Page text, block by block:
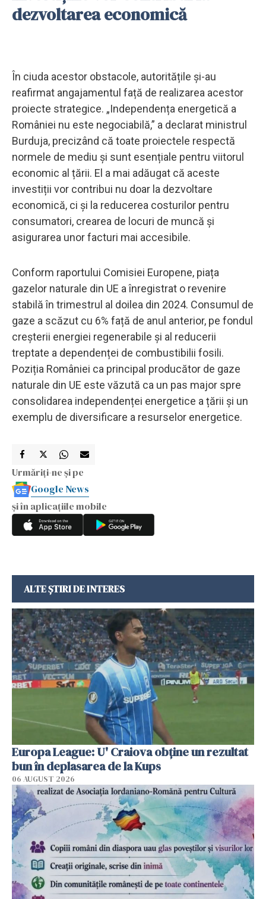
dezvoltarea economică
În ciuda acestor obstacole, autoritățile și-au
reafirmat angajamentul față de realizarea acestor
proiecte strategice. „Independența energetică a
României nu este negociabilă,” a declarat ministrul
Burduja, precizând că toate proiectele respectă
normele de mediu și sunt esențiale pentru viitorul
economic al țării. El a mai adăugat că aceste
investiții vor contribui nu doar la dezvoltare
economică, ci și la reducerea costurilor pentru
consumatori, crearea de locuri de muncă și
asigurarea unor facturi mai accesibile.
Conform raportului Comisiei Europene, piața
gazelor naturale din UE a înregistrat o revenire
stabilă în trimestrul al doilea din 2024. Consumul de
gaze a scăzut cu 6% față de anul anterior, pe fondul
creșterii energiei regenerabile și al reducerii
treptate a dependenței de combustibilii fosili.
Poziția României ca principal producător de gaze
naturale din UE este văzută ca un pas major spre
consolidarea independenței energetice a țării și un
exemplu de diversificare a resurselor energetice.
Urmăriți-ne și pe
Google News
și în aplicațiile mobile
ALTE ȘTIRI DE INTERES
Europa League: U' Craiova obține un rezultat
bun în deplasarea de la Kups
06 AUGUST 2026